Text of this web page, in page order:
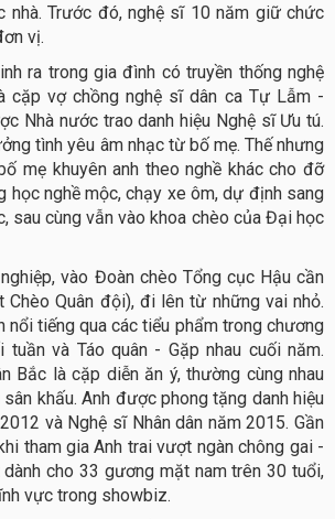
nhà. Trước đó, nghệ sĩ 10 năm giữ chức
vị.
ra trong gia đình có truyền thống nghệ
cặp vợ chồng nghệ sĩ dân ca Tự Lẫm -
Nhà nước trao danh hiệu Nghệ sĩ Ưu tú.
tình yêu âm nhạc từ bố mẹ. Thế nhưng
mẹ khuyên anh theo nghề khác cho đỡ
học nghề mộc, chạy xe ôm, dự định sang
sau cùng vẫn vào khoa chèo của Đại học
vào Đoàn chèo Tổng cục Hậu cần
Chèo Quân đội), đi lên từ những vai nhỏ.
nổi tiếng qua các tiểu phẩm trong chương
tuần và Táo quân - Gặp nhau cuối năm.
Bắc là cặp diễn ăn ý, thường cùng nhau
khấu. Anh được phong tặng danh hiệu
và Nghệ sĩ Nhân dân năm 2015. Gần
tham gia Anh trai vượt ngàn chông gai -
cho 33 gương mặt nam trên 30 tuổi,
vực trong showbiz.